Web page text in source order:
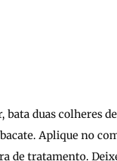
duas colheres
Aplique no
de tratamento.